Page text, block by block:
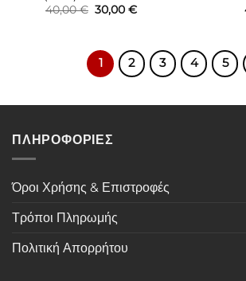
40,00€ Original
price
30,00€Η
30,00 €.
1 2 3 4 5
ΠΛΗΡΟΦΟΡΙΕΣ
Όροι Χρήσης & Επιστροφές
Τρόποι Πληρωμής
Πολιτική Απορρήτου